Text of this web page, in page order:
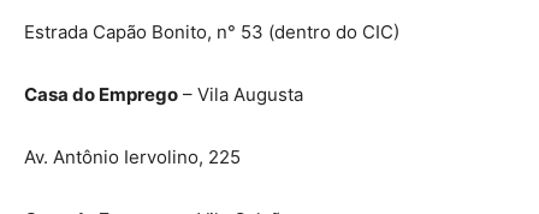
Estrada Capão Bonito, n° 53 (dentro do CIC)
Casa do Emprego – Vila Augusta
Av. Antônio Iervolino, 225